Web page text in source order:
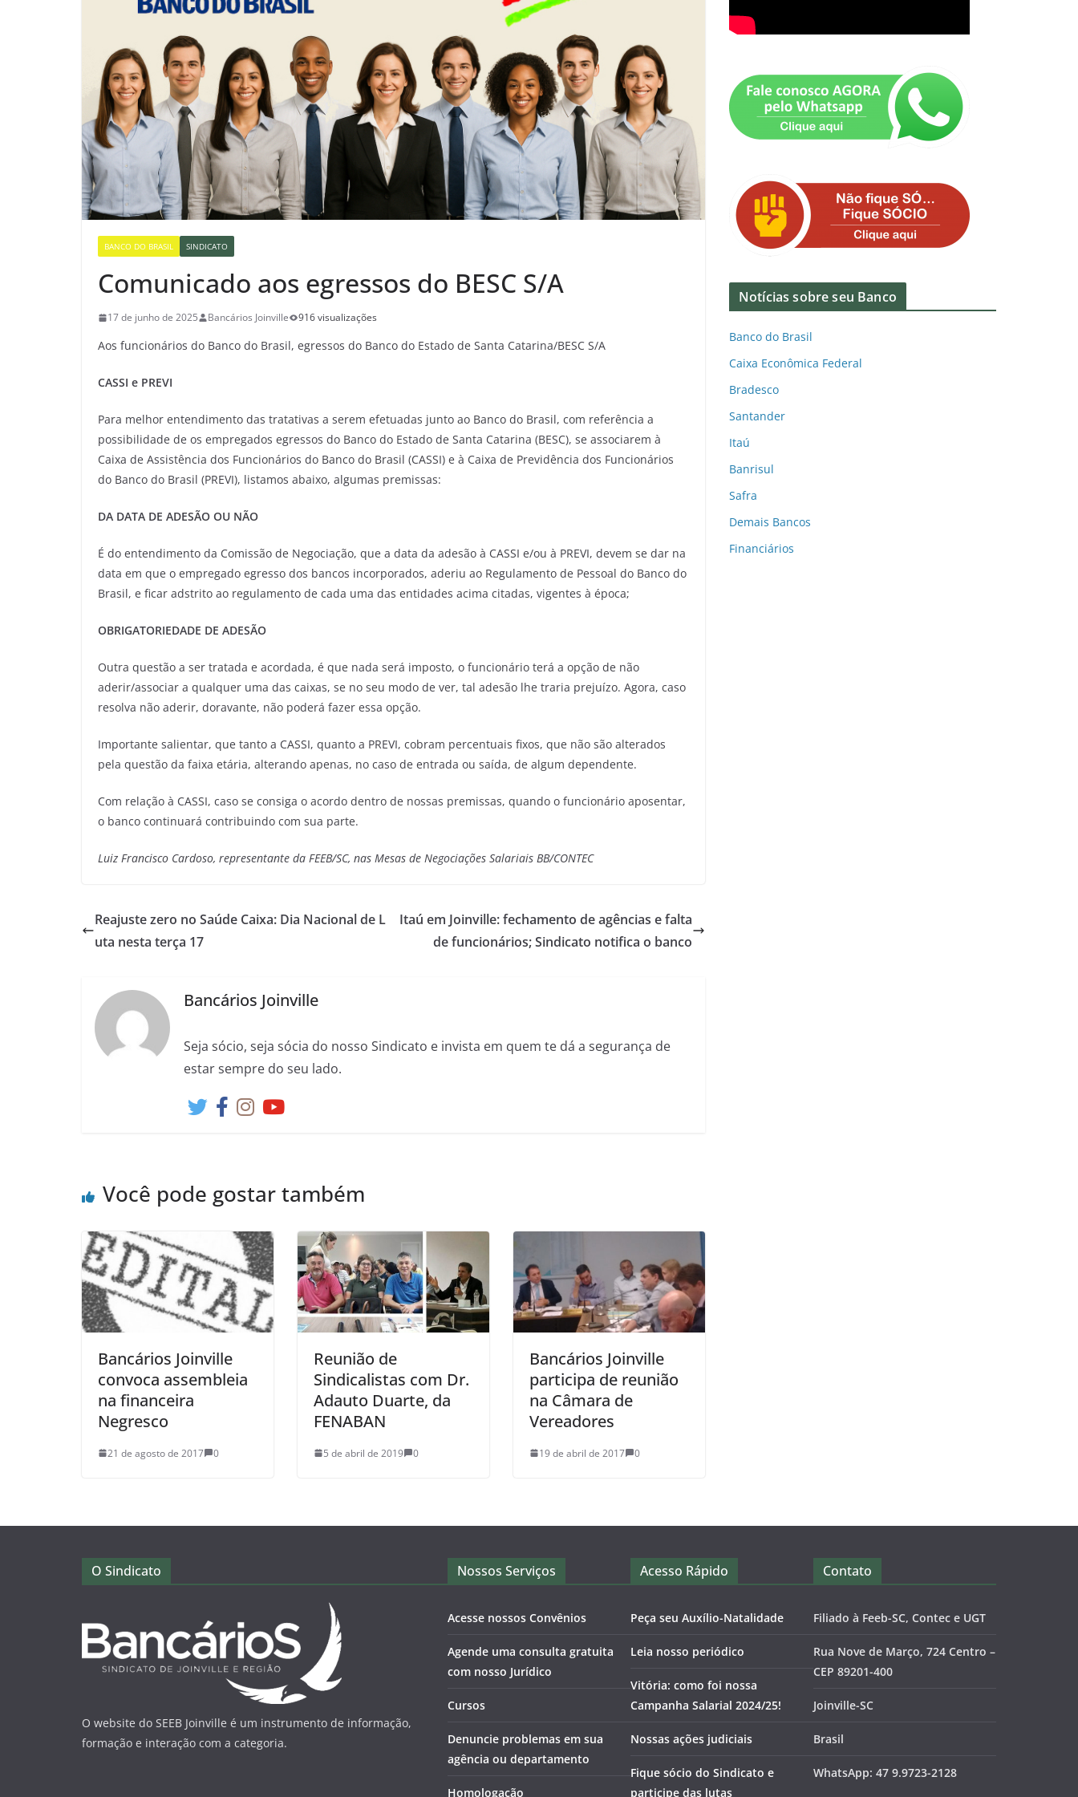
BANCO DO BRASIL SINDICATO
Comunicado aos egressos do BESC S/A
17 de junho de 2025 Bancários Joinville 916 visualizações
Aos funcionários do Banco do Brasil, egressos do Banco do Estado de Santa Catarina/BESC S/A
CASSI ​e PREVI
Para melhor entendimento das tratativas a serem efetuadas junto ao Banco do Brasil, com referência a
possibilidade de os empregados egressos do Banco do Estado de Santa Catarina (BESC), se associarem à
Caixa de Assistência dos Funcionários do Banco do Brasil (CASSI) e à Caixa de Previdência dos Funcionários
do Banco do Brasil (PREVI), listamos abaixo, algumas premissas:
DA DATA DE ADESÃO OU NÃO
É do entendimento da Comissão de Negociação, que a data da adesão à CASSI e/ou à PREVI, devem se dar na
data em que o empregado egresso dos bancos incorporados, aderiu ao Regulamento de Pessoal do Banco do
Brasil, e ficar adstrito ao regulamento de cada uma das entidades acima citadas, vigentes à época;
OBRIGATORIEDADE DE ADESÃO
Outra questão a ser tratada e acordada, é que nada será imposto, o funcionário terá a opção de não
aderir/associar a qualquer uma das caixas, se no seu modo de ver, tal adesão lhe traria prejuízo. Agora, caso
resolva não aderir, doravante, não poderá fazer essa opção.
Importante salientar, que tanto a CASSI, quanto a PREVI, cobram percentuais fixos, que não são alterados
pela questão da faixa etária, alterando apenas, no caso de entrada ou saída, de algum dependente.
Com relação à CASSI, caso se consiga o acordo dentro de nossas premissas, quando o funcionário aposentar,
o banco continuará contribuindo com sua parte.
Luiz Francisco Cardoso, representante da FEEB/SC, nas Mesas de Negociações Salariais BB/CONTEC
Reajuste zero no Saúde Caixa: Dia Nacional de L
uta nesta terça 17
Itaú em Joinville: fechamento de agências e falta
de funcionários; Sindicato notifica o banco
Bancários Joinville
Seja sócio, seja sócia do nosso Sindicato e invista em quem te dá a segurança de
estar sempre do seu lado.
Você pode gostar também
Bancários Joinville
convoca assembleia
na financeira
Negresco
21 de agosto de 2017 0
Reunião de
Sindicalistas com Dr.
Adauto Duarte, da
FENABAN
5 de abril de 2019 0
Bancários Joinville
participa de reunião
na Câmara de
Vereadores
19 de abril de 2017 0
Notícias sobre seu Banco
Banco do Brasil
Caixa Econômica Federal
Bradesco
Santander
Itaú
Banrisul
Safra
Demais Bancos
Financiários
O Sindicato
O website do SEEB Joinville é um instrumento de informação,
formação e interação com a categoria.
Nossos Serviços
Acesse nossos Convênios
Agende uma consulta gratuita
com nosso Jurídico
Cursos
Denuncie problemas em sua
agência ou departamento
Homologação
Acesso Rápido
Peça seu Auxílio-Natalidade
Leia nosso periódico
Vitória: como foi nossa
Campanha Salarial 2024/25!
Nossas ações judiciais
Fique sócio do Sindicato e
participe das lutas
Contato
Filiado à Feeb-SC, Contec e UGT
Rua Nove de Março, 724 Centro –
CEP 89201-400
Joinville-SC
Brasil
WhatsApp: 47 9.9723-2128